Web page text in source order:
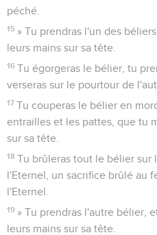
péché.
15 » Tu prendras l'un des
leurs mains sur sa tête.
16 Tu égorgeras le bélier, tu
verseras sur le pourtour de
17 Tu couperas le bélier en
entrailles et les pattes, que tu
sur sa tête.
18 Tu brûleras tout le bélier sur
l'Eternel, un sacrifice brûlé au
l'Eternel.
19 » Tu prendras l'autre bélier,
leurs mains sur sa tête.